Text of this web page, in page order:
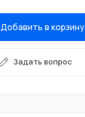
Добавить в корзину
Задать вопрос